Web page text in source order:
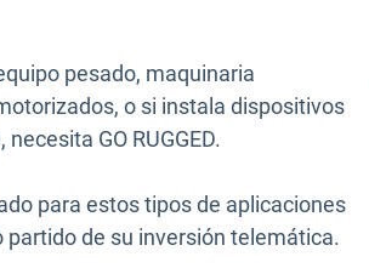
pesado, maquinaria
o si instala dispositivos
GO RUGGED.
para estos tipos de aplicaciones
de su inversión telemática.